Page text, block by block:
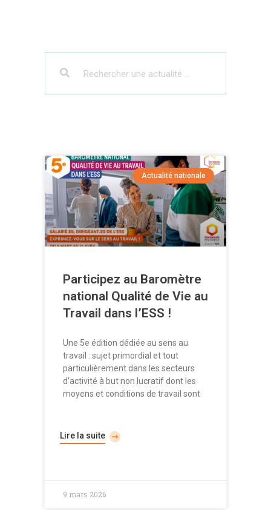
Actualité nationale
Participez au Baromètre
national Qualité de Vie au
Travail dans l’ESS !
Une 5e édition dédiée au sens au
travail : sujet primordial et tout
particulièrement dans les secteurs
d’activité à but non lucratif dont les
moyens et conditions de travail sont
Lire la suite
9 mars 2026